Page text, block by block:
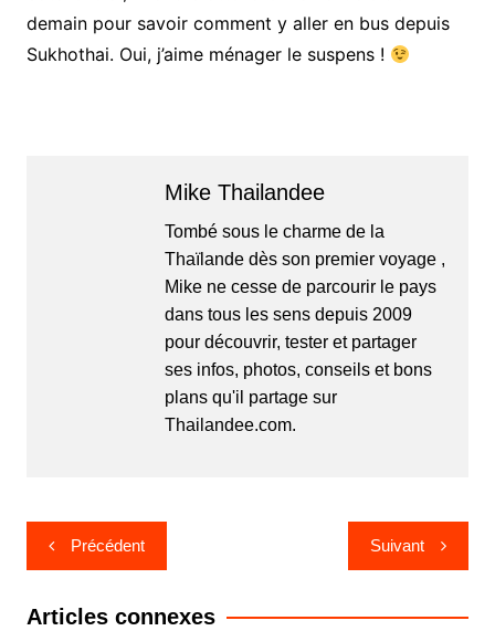
demain pour savoir comment y aller en bus depuis
Sukhothai. Oui, j’aime ménager le suspens !
Mike Thailandee
Tombé sous le charme de la
Thaïlande dès son premier voyage ,
Mike ne cesse de parcourir le pays
dans tous les sens depuis 2009
pour découvrir, tester et partager
ses infos, photos, conseils et bons
plans qu'il partage sur
Thailandee.com.
Navigation
de
l’article
Précédent Suivant
Articles connexes